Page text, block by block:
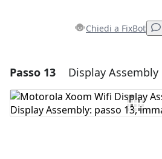
Chiedi a FixBot
Aggiungi un
Aggiungi Commento
Passo 13 Display Assembly